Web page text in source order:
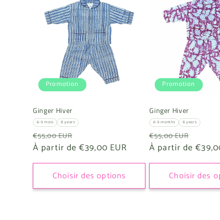
Promotion
Ginger Hiver
6-9 mois 8 years
Prix
habituel
€55,00 EUR
promotionnel
À partir de €39,00 EUR
Choisir des options
Promotion
Ginger Hiver
6-9 months 8 years
Prix
habituel
€55,00 EUR
À partir de
Choisir des